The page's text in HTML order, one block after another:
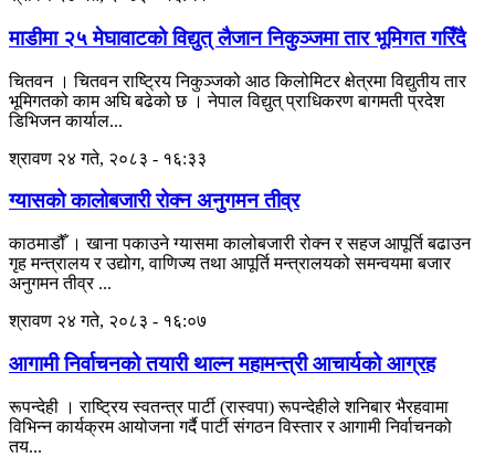
माडीमा २५ मेघावाटको विद्युत् लैजान निकुञ्जमा तार भूमिगत गरिँदै
चितवन । चितवन राष्ट्रिय निकुञ्जको आठ किलोमिटर क्षेत्रमा विद्युतीय तार
भूमिगतको काम अघि बढेको छ । नेपाल विद्युत् प्राधिकरण बागमती प्रदेश
डिभिजन कार्याल...
श्रावण २४ गते, २०८३ - १६:३३
ग्यासको कालोबजारी रोक्न अनुगमन तीव्र
काठमाडौँ । खाना पकाउने ग्यासमा कालोबजारी रोक्न र सहज आपूर्ति बढाउन
गृह मन्त्रालय र उद्योग, वाणिज्य तथा आपूर्ति मन्त्रालयको समन्वयमा बजार
अनुगमन तीव्र ...
श्रावण २४ गते, २०८३ - १६:०७
आगामी निर्वाचनको तयारी थाल्न महामन्त्री आचार्यको आग्रह
रूपन्देही । राष्ट्रिय स्वतन्त्र पार्टी (रास्वपा) रूपन्देहीले शनिबार भैरहवामा
विभिन्न कार्यक्रम आयोजना गर्दै पार्टी संगठन विस्तार र आगामी निर्वाचनको
तय...